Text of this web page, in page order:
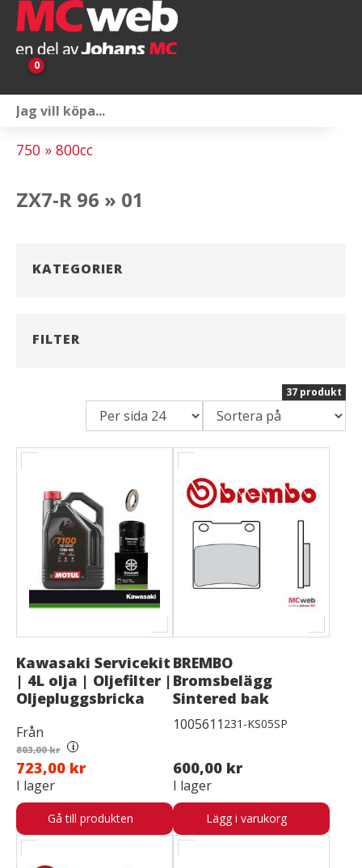
0
750 » 800cc
ZX7-R 96 » 01
KATEGORIER
FILTER
37 produkt
Kawasaki Servicekit
| 4L olja | Oljefilter |
Oljepluggsbricka
Från
803,00 kr i
723,00 kr
I lager
Gå till produkten
BREMBO
Bromsbelägg
Sintered bak
1005611 231-KS05SP
600,00 kr
I lager
Lägg i varukorg